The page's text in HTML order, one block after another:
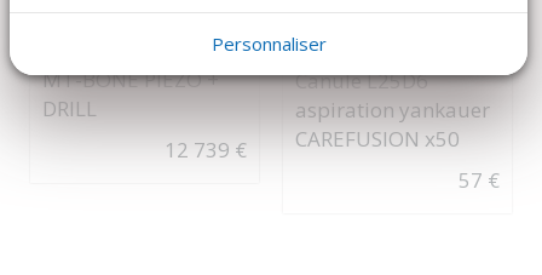
DÉTAILS
MT-BONE PIEZO +
DRILL
12 739 €
DÉTAILS
MEDLINE
Canule L25D6
aspiration yankauer
CAREFUSION x50
57 €
Personnaliser